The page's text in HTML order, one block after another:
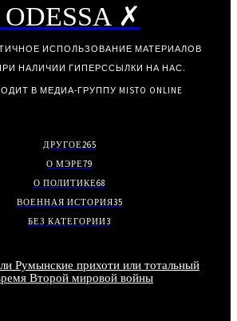
✗
ИСПОЛЬЗОВАНИЕ МАТЕРИАЛОВ
НАЛИЧИИ ГИПЕРССЫЛКИ НА НАС.
В МЕДИА-ГРУППУ MISTO ONLINE
ДРУГОЕ265
О МЭРЕ79
О ПОЛИТИКЕ68
ВОЕННАЯ ИСТОРИЯ35
БЕЗ КАТЕГОРИИ3
Румынские прихоти или тотальный
Второй мировой войны